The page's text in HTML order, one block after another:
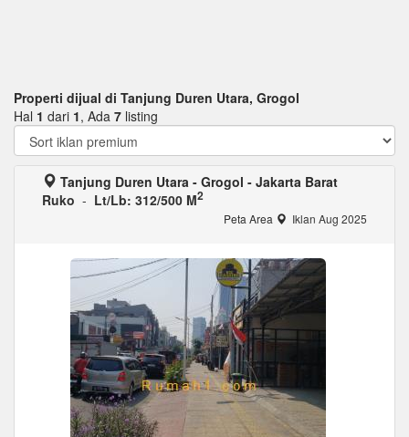
Properti dijual di Tanjung Duren Utara, Grogol
Hal 1 dari 1, Ada 7 listing
Tanjung Duren Utara - Grogol - Jakarta Barat
Ruko - Lt/Lb: 312/500 M2
Peta Area Iklan Aug 2025